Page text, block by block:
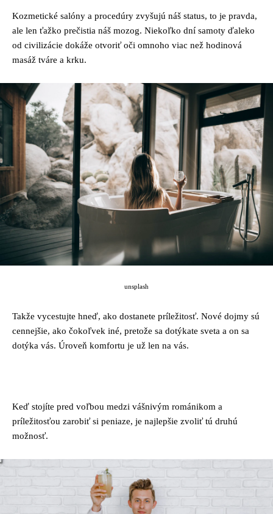
Kozmetické salóny a procedúry zvyšujú náš status, to je pravda,
ale len ťažko prečistia náš mozog. Niekoľko dní samoty ďaleko
od civilizácie dokáže otvoriť oči omnoho viac než hodinová
masáž tváre a krku.
unsplash
Takže vycestujte hneď, ako dostanete príležitosť. Nové dojmy sú
cennejšie, ako čokoľvek iné, pretože sa dotýkate sveta a on sa
dotýka vás. Úroveň komfortu je už len na vás.
Keď stojíte pred voľbou medzi vášnivým románikom a
príležitosťou zarobiť si peniaze, je najlepšie zvoliť tú druhú
možnosť.